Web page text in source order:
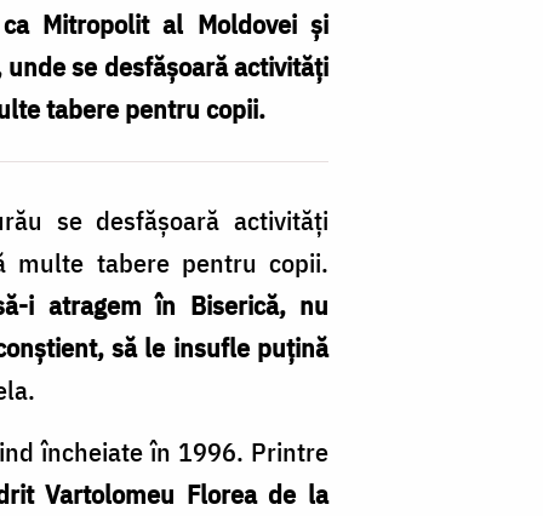
Mitropolit al Moldovei şi
se desfășoară activităţi
tabere pentru copii.
se desfășoară activităţi
multe tabere pentru copii.
i atragem în Biserică, nu
să le insufle puțină
încheiate în 1996. Printre
Vartolomeu Florea de la